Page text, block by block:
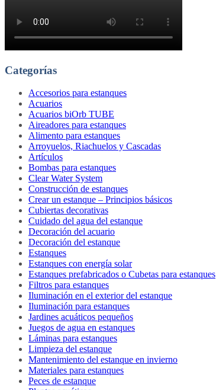
Categorías
Accesorios para estanques
Acuarios
Acuarios biOrb TUBE
Aireadores para estanques
Alimento para estanques
Arroyuelos, Riachuelos y Cascadas
Artículos
Bombas para estanques
Clear Water System
Construcción de estanques
Crear un estanque – Principios básicos
Cubiertas decorativas
Cuidado del agua del estanque
Decoración del acuario
Decoración del estanque
Estanques
Estanques con energía solar
Estanques prefabricados o Cubetas para estanques
Filtros para estanques
Iluminación en el exterior del estanque
Iluminación para estanques
Jardines acuáticos pequeños
Juegos de agua en estanques
Láminas para estanques
Limpieza del estanque
Mantenimiento del estanque en invierno
Materiales para estanques
Peces de estanque